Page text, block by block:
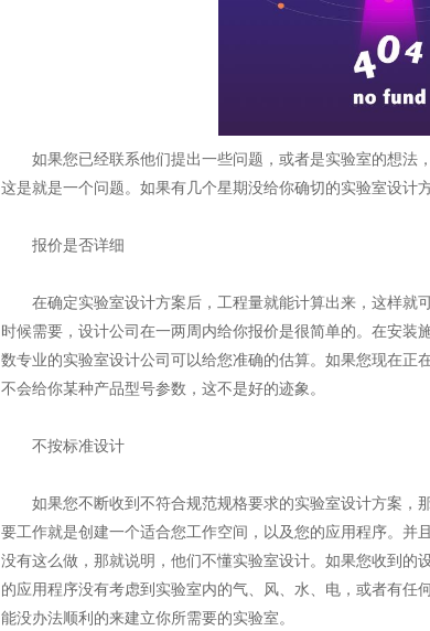
如果您已经联系他们提出一些问题，或者是实验室的想法，
这是就是一个问题。如果有几个星期没给你确切的实验室设计
报价是否详细
在确定实验室设计方案后，工程量就能计算出来，这样就
时候需要，设计公司在一两周内给你报价是很简单的。在安装
数专业的实验室设计公司可以给您准确的估算。如果您现在正
不会给你某种产品型号参数，这不是好的迹象。
不按标准设计
如果您不断收到不符合规范规格要求的实验室设计方案，
要工作就是创建一个适合您工作空间，以及您的应用程序。并
没有这么做，那就说明，他们不懂实验室设计。如果您收到的
的应用程序没有考虑到实验室内的气、风、水、电，或者有任
能没办法顺利的来建立你所需要的实验室。